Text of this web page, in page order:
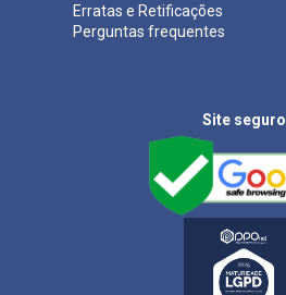
Erratas e Retificações
Perguntas frequentes
Site seguro